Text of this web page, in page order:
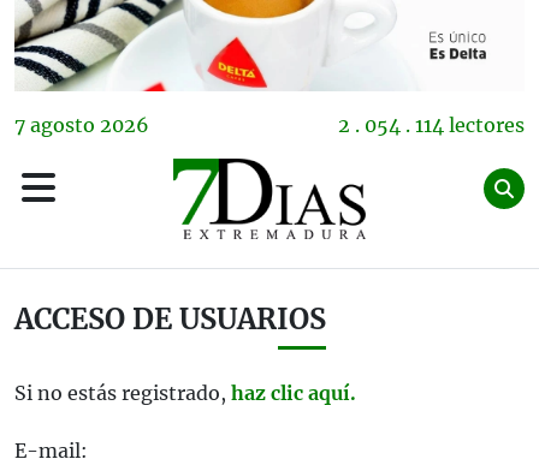
7 agosto 2026 2 . 054 . 114 lectores
ACCESO DE USUARIOS
Si no estás registrado, haz clic aquí.
E-mail: